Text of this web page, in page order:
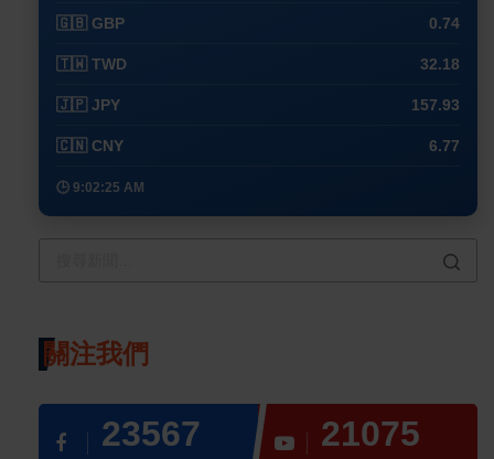
🇬🇧 GBP 0.74
🇹🇼 TWD 32.18
🇯🇵 JPY 157.93
🇨🇳 CNY 6.77
🕒 9:02:25 AM
關注我們
23567 21075